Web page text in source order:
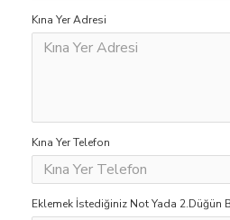
Kına Yer Adresi
Kına Yer Telefon
Eklemek İstediğiniz Not Yada